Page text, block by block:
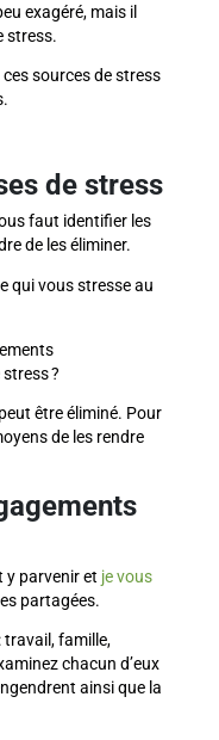
exagéré, mais il
stress.
sources de stress
de stress
faut identifier les
de les éliminer.
qui vous stresse au
?
être éliminé. Pour
de les rendre
y parvenir et je vous
partagées.
travail, famille,
chacun d’eux
ainsi que la